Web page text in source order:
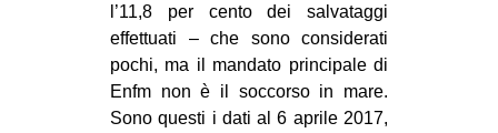
l’11,8 per cento dei salvataggi
effettuati – che sono considerati
pochi, ma il mandato principale di
Enfm non è il soccorso in mare.
Sono questi i dati al 6 aprile 2017,